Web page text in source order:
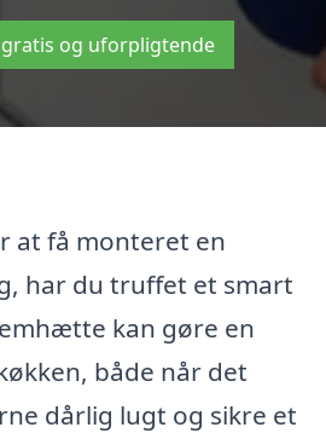
gratis og uforpligtende
at få monteret en
har du truffet et smart
kan gøre en
både når det
dårlig lugt og sikre et